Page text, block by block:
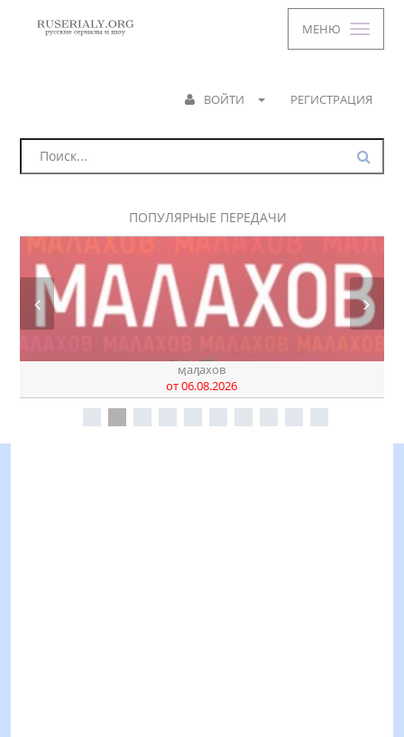
МЕНЮ
ВОЙТИ РЕГИСТРАЦИЯ
ПОПУЛЯРНЫЕ ПЕРЕДАЧИ
ӎаԓахов
от 06.08.2026